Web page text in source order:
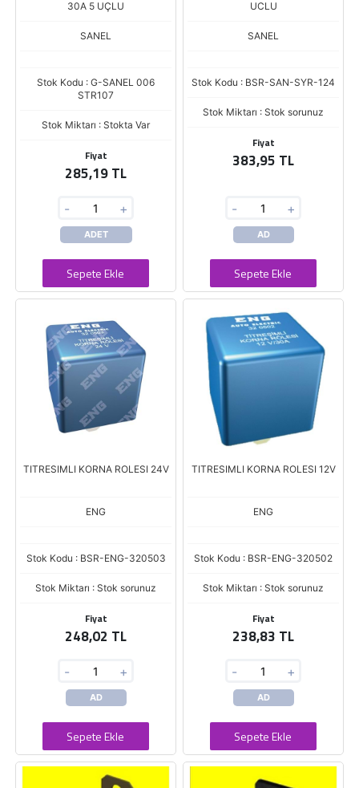
30A 5 UÇLU
SANEL
Stok Kodu : G-SANEL 006
STR107
Stok Miktarı : Stokta Var
Fiyat
285,19 TL
- +
ADET
Sepete Ekle
UCLU
SANEL
Stok Kodu : BSR-SAN-SYR-124
Stok Miktarı : Stok sorunuz
Fiyat
383,95 TL
- +
AD
Sepete Ekle
TITRESIMLI KORNA ROLESI 24V
ENG
Stok Kodu : BSR-ENG-320503
Stok Miktarı : Stok sorunuz
Fiyat
248,02 TL
- +
AD
Sepete Ekle
TITRESIMLI KORNA ROLESI 12V
ENG
Stok Kodu : BSR-ENG-320502
Stok Miktarı : Stok sorunuz
Fiyat
238,83 TL
- +
AD
Sepete Ekle